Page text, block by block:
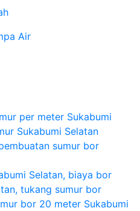
Air
per meter Sukabumi
Sukabumi Selatan
sumur bor
Selatan, biaya bor
tukang sumur bor
bor 20 meter Sukabumi